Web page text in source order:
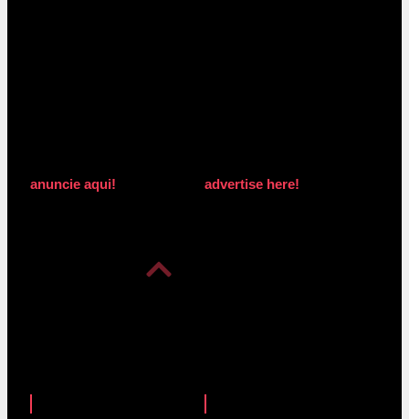
anuncie aqui! advertise here!